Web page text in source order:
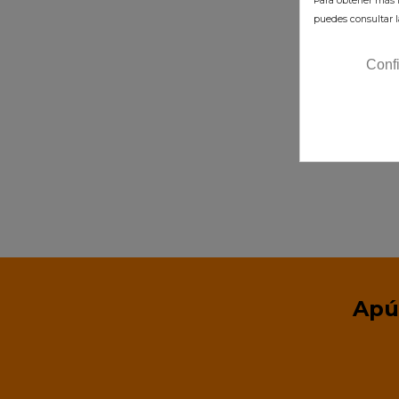
puedes consultar